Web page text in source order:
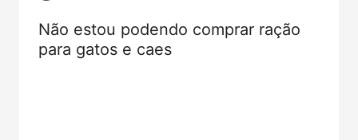
Não estou podendo comprar ração
para gatos e caes